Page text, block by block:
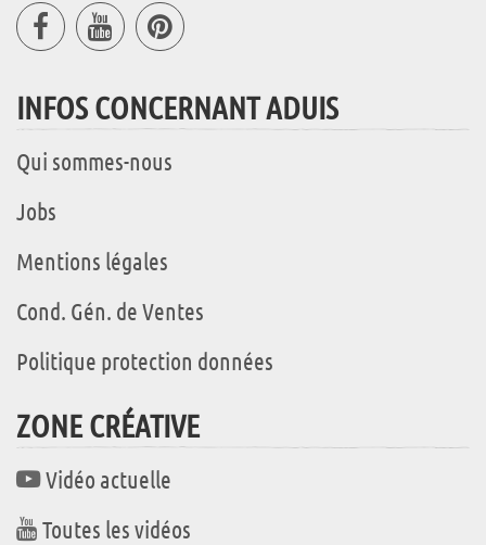
INFOS CONCERNANT ADUIS
Qui sommes-nous
Jobs
Mentions légales
Cond. Gén. de Ventes
Politique protection données
ZONE CRÉATIVE
Vidéo actuelle
Toutes les vidéos